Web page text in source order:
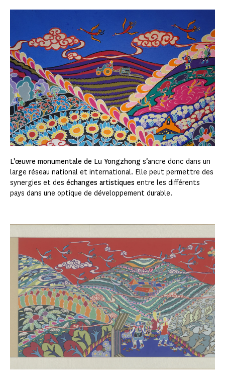
L’œuvre monumentale de Lu Yongzhong s’ancre donc dans un
large réseau national et international. Elle peut permettre des
synergies et des échanges artistiques entre les différents
pays dans une optique de développement durable.